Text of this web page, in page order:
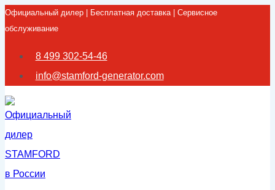
Перейти
к
содержимому
Официальный дилер | Бесплатная доставка | Сервисное
обслуживание
8 499 302-54-46
info@stamford-generator.com